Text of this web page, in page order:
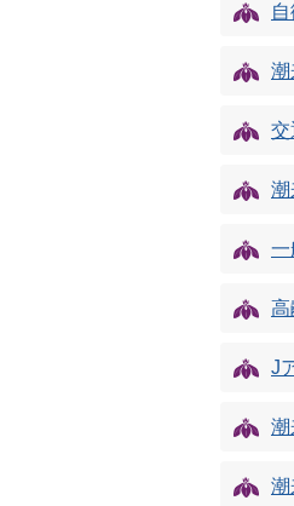
潮
交
潮
一
高
J
潮
潮